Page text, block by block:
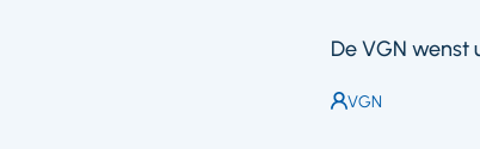
De VGN wenst
Auteur:
VGN